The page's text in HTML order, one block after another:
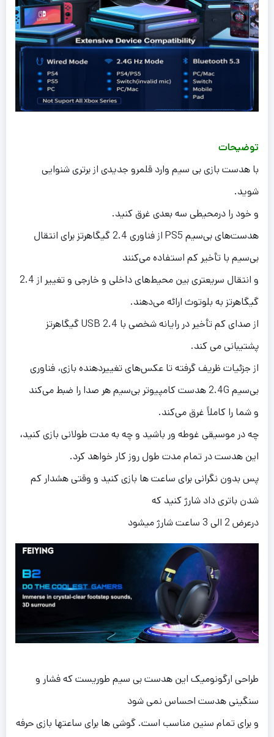
توضیحات
با هدست بازی بی سیم وارد قلمرو جدیدی از برتری شنوایی
شوید.
و خود را درمحیطی سه بعدی غرق کنید.
هدست‌های بی‌سیم PS5 از فناوری 2.4 گیگاهرتز برای انتقال
بی‌سیم با تأخیر کم استفاده می‌کنند
و انتقال سریعتری بین محیط‌های داخلی و خارجی و تغییر از 2.4
گیگاهرتز به بلوتوث ارائه می‌دهند.
از صدای کم تأخیر در رایانه شخصی با USB 2.4 گیگاهرتز
پشتیبانی می کند.
از جزئیات ظریف گرفته تا عکس‌های تغییردهنده بازی، فناوری
بی‌سیم 2.4G هدست کامپیوتر بی‌سیم هر صدا را ضبط می‌کند
و شما را کاملاً غرق می‌کند.
چه در موسیقی غوطه ور باشید و چه به مدت طولانی بازی کنید،
این هدست در تمام مدت طول روز کار خواهد کرد.
پس بدون نگرانی برای ساعت ها بازی کنید و وقتی هشدار کم
شدن باتری داد شارژ کنید که
درعرض 2 الی 3 ساعت شارژ میشود
طراحی ارگونومیک این هدست بی سیم طوریست که فشار و
سنگینی هدست احساس نمی شود
و برای تمام سنین مناسب است. گوشی ها برای ساعتها بازی حرفه